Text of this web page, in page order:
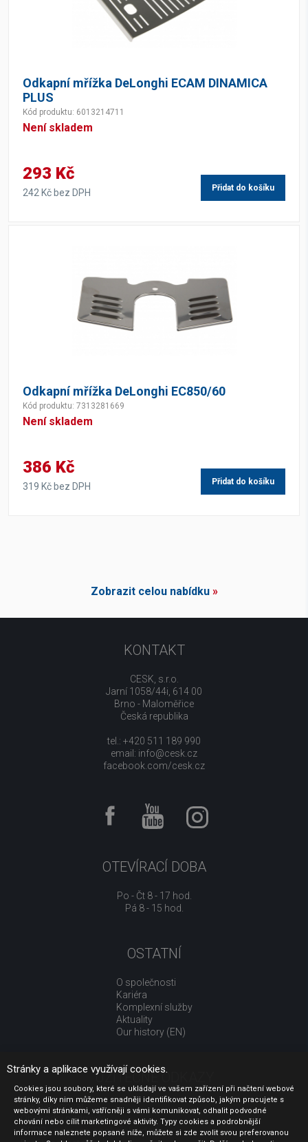
Odkapní mřížka DeLonghi ECAM DINAMICA
PLUS
Kód produktu: 6013214711
Není skladem
293 Kč
242 Kč bez DPH Přidat do košíku
Odkapní mřížka DeLonghi EC850/60
Kód produktu: 7313281669
Není skladem
386 Kč
319 Kč bez DPH Přidat do košíku
Zobrazit celou nabídku»
KONTAKT
CESK, s.r.o.
Jarní 1058/44i, 614 00
Brno - Maloměřice
Česká republika
tel.: +420 511 189 990
email: info@cesk.cz
facebook.com/cesk.cz
OTEVÍRACÍ DOBA
Po - Čt 8 - 17 hod.
Pá 8 - 15 hod.
OSTATNÍ
O společnosti
Kariéra
Komplexní služby
Aktuality
Our history (EN)
UŽITEČNÉ ODKAZY
Jak nakupovat
Obchodní podmínky
GDPR - ochrana osobních údajů
Stránky a aplikace využívají cookies.
Cookies jsou soubory, které se ukládají ve vašem zařízení při načtení webové
stránky, díky nim můžeme snadněji identifikovat způsob, jakým pracujete s
webovými stránkami, vstřícněji s vámi komunikovat, odhalit podvodné
chování nebo cílit marketingové aktivity. Typy cookies a podrobnější
informace naleznete popsané níže, můžete si zde zvolit svou preferovanou